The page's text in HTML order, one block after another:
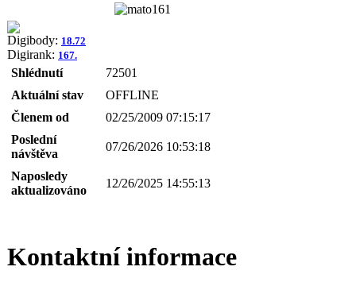
Digibody: 18.72
Digirank: 167.
Shlédnutí
72501
Aktuální stav
OFFLINE
Členem od
02/25/2009 07:15:17
Poslední
návštěva
07/26/2026 10:53:18
Naposledy
aktualizováno
12/26/2025 14:55:13
Kontaktní informace